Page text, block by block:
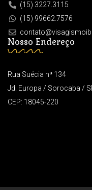
(15) 3227.3115
(15) 99662.7576
Nosso Endereço
Rua Suécia nª 134
Jd. Europa / Sorocaba /
CEP: 18045-220